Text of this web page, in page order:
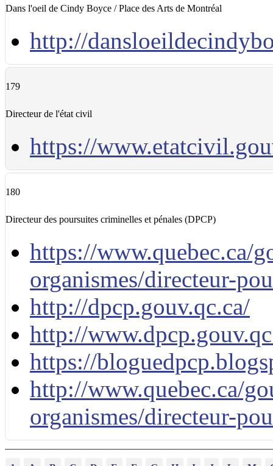
Dans l'oeil de Cindy Boyce / Place des Arts de Montréal
http://
179
Directeur de l'état civil
https://
180
Directeur des poursuites criminelles et pénales (DPCP)
https://www.quebec.ca/
organismes/directeur-
http://dpcp.gouv.qc.ca/
http://
https://
http://www.quebec.ca/
organismes/directeur-